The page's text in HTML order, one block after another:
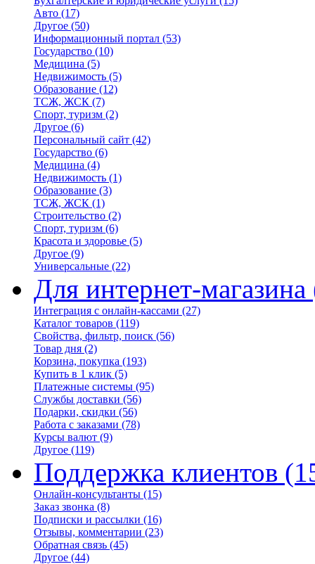
Авто (17)
Другое (50)
Информационный портал (53)
Государство (10)
Медицина (5)
Недвижимость (5)
Образование (12)
ТСЖ, ЖСК (7)
Спорт, туризм (2)
Другое (6)
Персональный сайт (42)
Государство (6)
Медицина (4)
Недвижимость (1)
Образование (3)
ТСЖ, ЖСК (1)
Строительство (2)
Спорт, туризм (6)
Красота и здоровье (5)
Другое (9)
Универсальные (22)
Для интернет-магазина
Интеграция с онлайн-кассами (27)
Каталог товаров (119)
Свойства, фильтр, поиск (56)
Товар дня (2)
Корзина, покупка (193)
Купить в 1 клик (5)
Платежные системы (95)
Службы доставки (56)
Подарки, скидки (56)
Работа с заказами (78)
Курсы валют (9)
Другое (119)
Поддержка клиентов
Онлайн-консультанты (15)
Заказ звонка (8)
Подписки и рассылки (16)
Отзывы, комментарии (23)
Обратная связь (45)
Другое (44)